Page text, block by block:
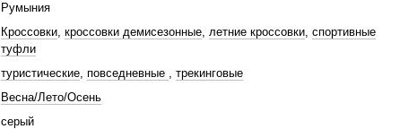
Румыния
Кроссовки, кроссовки демисезонные, летние кроссовки, спортивные
туфли
туристические, повседневные , трекинговые
Весна/Лето/Осень
серый